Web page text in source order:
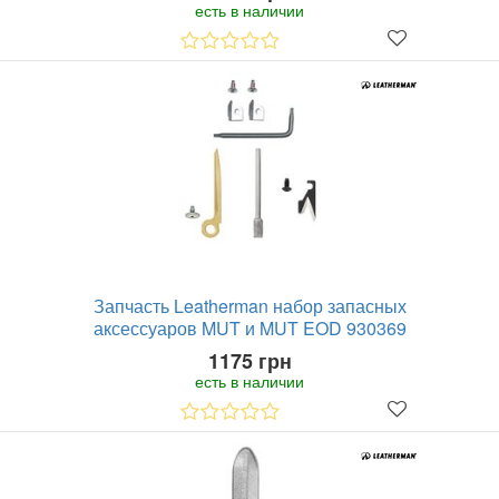
есть в наличии
Запчасть Leatherman набор запасных
аксессуаров MUT и MUT EOD 930369
1175 грн
есть в наличии